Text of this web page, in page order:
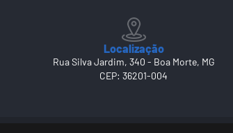
Localização
Rua Silva Jardim, 340 - Boa Morte, MG
CEP: 36201-004